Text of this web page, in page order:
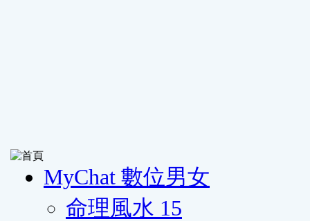
MyChat 數位男女
命理風水 15